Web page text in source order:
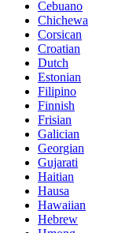
Cebuano
Chichewa
Corsican
Croatian
Dutch
Estonian
Filipino
Finnish
Frisian
Galician
Georgian
Gujarati
Haitian
Hausa
Hawaiian
Hebrew